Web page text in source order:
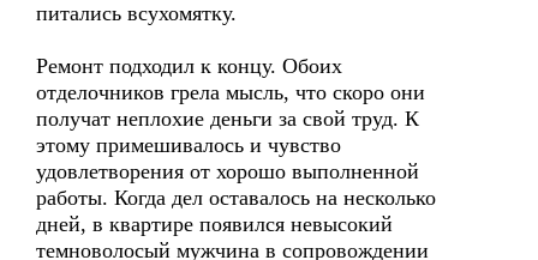
питались всухомятку.
Ремонт подходил к концу. Обоих
отделочников грела мысль, что скоро они
получат неплохие деньги за свой труд. К
этому примешивалось и чувство
удовлетворения от хорошо выполненной
работы. Когда дел оставалось на несколько
дней, в квартире появился невысокий
темноволосый мужчина в сопровождении